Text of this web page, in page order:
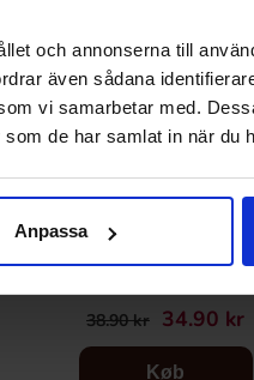
och annonserna till
även sådana
vi samarbetar med.
de har samlat in när du
Anpassa
Marabou Chokoladebar
38.90 kr 34.90 kr
Køb